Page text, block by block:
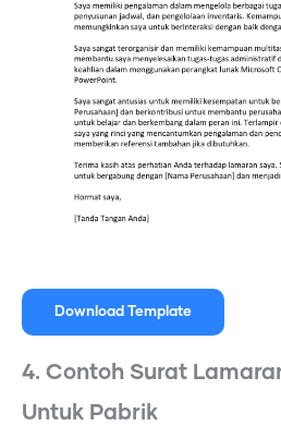
Download Template
4. Contoh Surat
Untuk Pabrik